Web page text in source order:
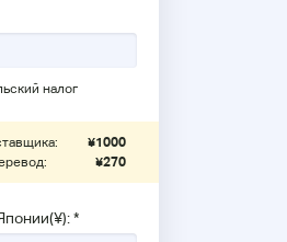
налог
¥1000
¥270
*